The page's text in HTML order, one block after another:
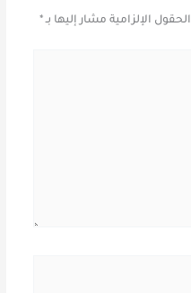
الحقول الإلزامية مشار إليها بـ*